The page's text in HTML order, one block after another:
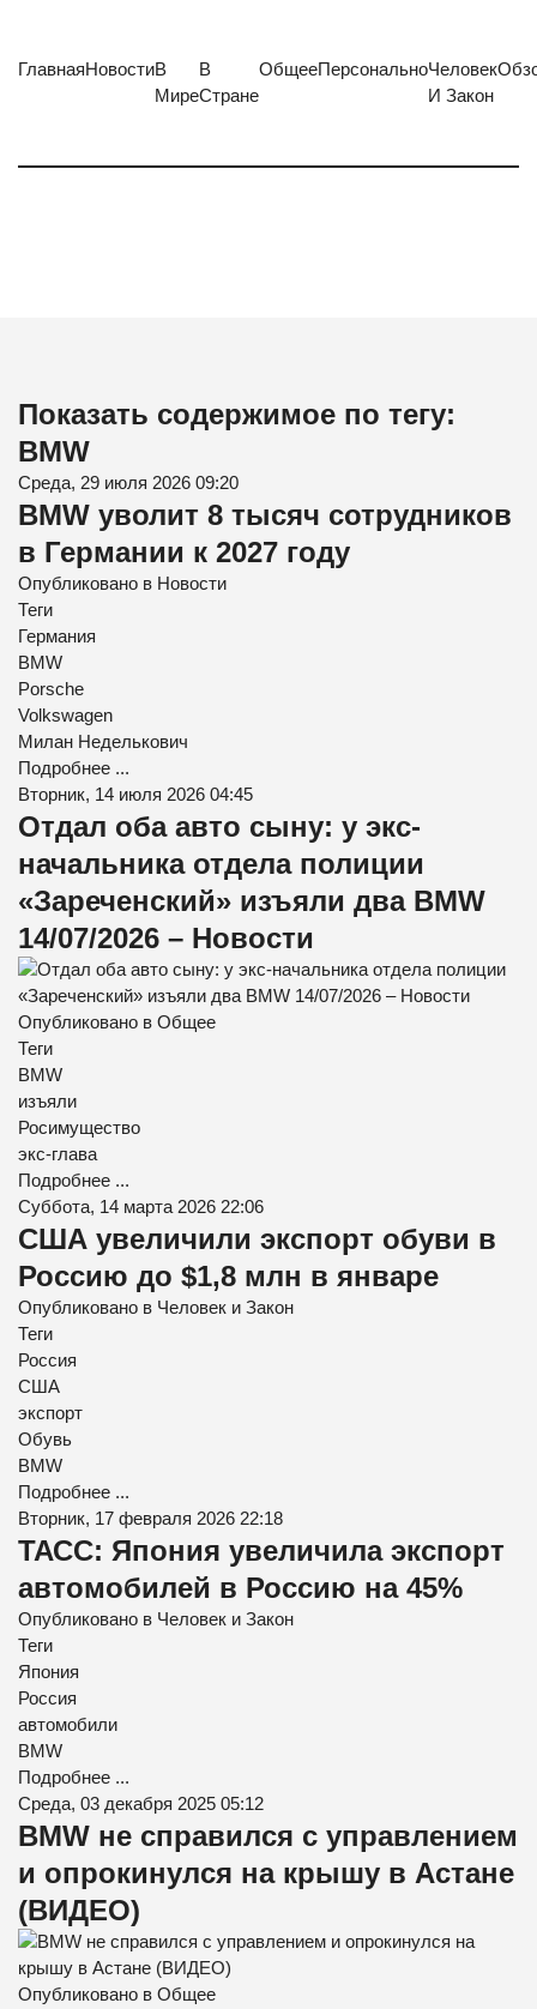
ГлавнаяНовостиВ
Мире
В
Стране
ОбщееПерсональноЧеловек
И Закон
Показать содержимое по тегу:
BMW
Среда, 29 июля 2026 09:20
BMW уволит 8 тысяч сотрудников
в Германии к 2027 году
Опубликовано в Новости
Теги
Германия
BMW
Porsche
Volkswagen
Милан Неделькович
Подробнее ...
Вторник, 14 июля 2026 04:45
Отдал оба авто сыну: у экс-
начальника отдела полиции
«Зареченский» изъяли два BMW
14/07/2026 – Новости
Опубликовано в Общее
Теги
BMW
изъяли
Росимущество
экс-глава
Подробнее ...
Суббота, 14 марта 2026 22:06
США увеличили экспорт обуви в
Россию до $1,8 млн в январе
Опубликовано в Человек и Закон
Теги
Россия
США
экспорт
Обувь
BMW
Подробнее ...
Вторник, 17 февраля 2026 22:18
ТАСС: Япония увеличила экспорт
автомобилей в Россию на 45%
Опубликовано в Человек и Закон
Теги
Япония
Россия
автомобили
BMW
Подробнее ...
Среда, 03 декабря 2025 05:12
BMW не справился с управлением
и опрокинулся на крышу в Астане
(ВИДЕО)
Опубликовано в Общее